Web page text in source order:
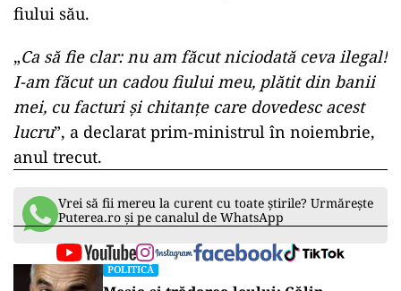
fiului său.
„Ca să fie clar: nu am făcut niciodată ceva ilegal!
I-am făcut un cadou fiului meu, plătit din banii
mei, cu facturi și chitanțe care dovedesc acest
lucru”, a declarat prim-ministrul în noiembrie,
anul trecut.
Vrei să fii mereu la curent cu toate știrile? Urmărește
Puterea.ro și pe canalul de WhatsApp
POLITICĂ